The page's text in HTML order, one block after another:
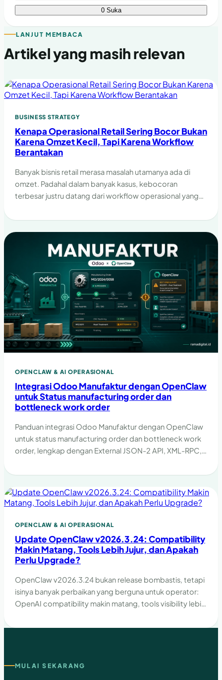
0 Suka
LANJUT MEMBACA
Artikel yang masih relevan
BUSINESS STRATEGY
Kenapa Operasional Retail Sering Bocor Bukan
Karena Omzet Kecil, Tapi Karena Workflow
Berantakan
Banyak bisnis retail merasa masalah utamanya ada di
omzet. Padahal dalam banyak kasus, kebocoran
terbesar justru datang dari workflow operasional yang
OPENCLAW & AI OPERASIONAL
Integrasi Odoo Manufaktur dengan OpenClaw
untuk Status manufacturing order dan
bottleneck work order
Panduan integrasi Odoo Manufaktur dengan OpenClaw
untuk status manufacturing order dan bottleneck work
order, lengkap dengan External JSON-2 API, XML-RPC,
OPENCLAW & AI OPERASIONAL
Update OpenClaw v2026.3.24: Compatibility
Makin Matang, Tools Lebih Jujur, dan Apakah
Perlu Upgrade?
OpenClaw v2026.3.24 bukan release bombastis, tetapi
isinya banyak perbaikan yang berguna untuk operator:
OpenAI compatibility makin matang, tools visibility lebih
rapi.
MULAI SEKARANG